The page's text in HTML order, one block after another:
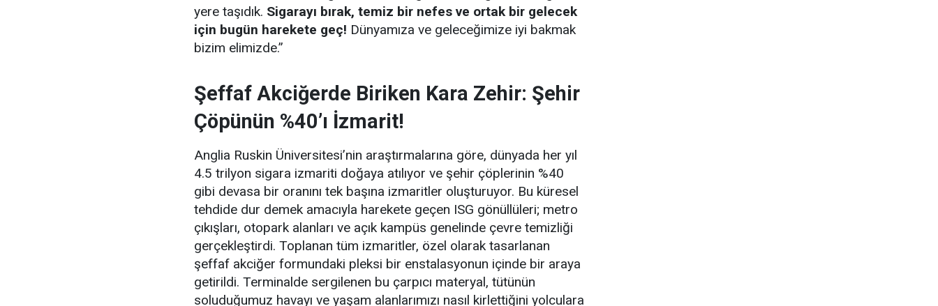
yere taşıdık. Sigarayı bırak, temiz bir nefes ve ortak bir gelecek
için bugün harekete geç! Dünyamıza ve geleceğimize iyi bakmak
bizim elimizde.”
Şeffaf Akciğerde Biriken Kara Zehir: Şehir
Çöpünün %40’ı İzmarit!
Anglia Ruskin Üniversitesi’nin araştırmalarına göre, dünyada her yıl
4.5 trilyon sigara izmariti doğaya atılıyor ve şehir çöplerinin %40
gibi devasa bir oranını tek başına izmaritler oluşturuyor. Bu küresel
tehdide dur demek amacıyla harekete geçen ISG gönüllüleri; metro
çıkışları, otopark alanları ve açık kampüs genelinde çevre temizliği
gerçekleştirdi. Toplanan tüm izmaritler, özel olarak tasarlanan
şeffaf akciğer formundaki pleksi bir enstalasyonun içinde bir araya
getirildi. Terminalde sergilenen bu çarpıcı materyal, tütünün
soluduğumuz havayı ve yaşam alanlarımızı nasıl kirlettiğini yolculara